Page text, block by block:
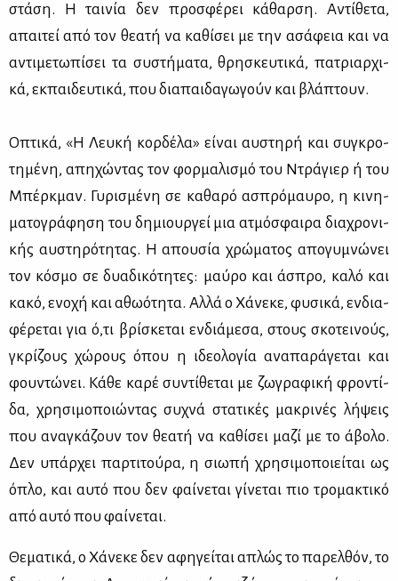
στά­ση. Η ται­νία δεν προ­σφέ­ρει κά­θαρ­ση. Αντί­θε­τα,
απαι­τεί από τον θε­α­τή να κα­θί­σει με την ασά­φεια και να
αντι­με­τω­πί­σει τα συ­στή­μα­τα, θρη­σκευ­τι­κά, πα­τριαρ­χι­
κά, εκ­παι­δευ­τι­κά, που δια­παι­δα­γω­γούν και βλά­πτουν.
Οπτι­κά, «Η Λευ­κή κορ­δέ­λα» εί­ναι αυ­στη­ρή και συ­γκρο­
τη­μέ­νη, απη­χώ­ντας τον φορ­μα­λι­σμό του Ντρά­γιερ ή του
Μπέρ­κμαν. Γυ­ρι­σμέ­νη σε κα­θα­ρό ασπρό­μαυ­ρο, η κι­νη­
μα­το­γρά­φη­ση του δη­μιουρ­γεί μια ατμό­σφαι­ρα δια­χρο­νι­
κής αυ­στη­ρό­τη­τας. Η απου­σία χρώ­μα­τος απο­γυ­μνώ­νει
τον κό­σμο σε δυα­δι­κό­τη­τες: μαύ­ρο και άσπρο, κα­λό και
κα­κό, ενο­χή και αθω­ό­τη­τα. Αλ­λά ο Χά­νε­κε, φυ­σι­κά, εν­δια­
φέ­ρε­ται για ό,τι βρί­σκε­ται εν­διά­με­σα, στους σκο­τει­νούς,
γκρί­ζους χώ­ρους όπου η ιδε­ο­λο­γία ανα­πα­ρά­γε­ται και
φου­ντώ­νει. Κά­θε κα­ρέ συ­ντί­θε­ται με ζω­γρα­φι­κή φρο­ντί­
δα, χρη­σι­μο­ποιώ­ντας συ­χνά στα­τι­κές μα­κρι­νές λή­ψεις
που ανα­γκά­ζουν τον θε­α­τή να κα­θί­σει μα­ζί με το άβο­λο.
Δεν υπάρ­χει παρ­τι­τού­ρα, η σιω­πή χρη­σι­μο­ποιεί­ται ως
όπλο, και αυ­τό που δεν φαί­νε­ται γί­νε­ται πιο τρο­μα­κτι­κό
από αυ­τό που φαί­νε­ται.
Θε­μα­τι­κά, ο Χά­νε­κε δεν αφη­γεί­ται απλώς το πα­ρελ­θόν, το